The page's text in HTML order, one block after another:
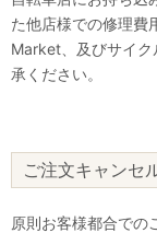
た他店様での修理費
Market、及びサイク
承ください。
ご注文キャンセ
原則お客様都合での